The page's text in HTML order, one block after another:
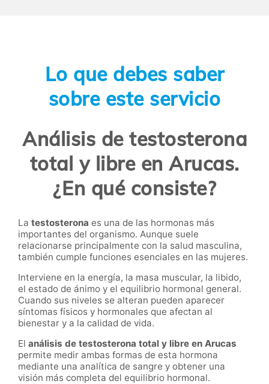
Lo que debes saber
sobre este servicio
Análisis de testosterona
total y libre en Arucas.
¿En qué consiste?
La testosterona es una de las hormonas más
importantes del organismo. Aunque suele
relacionarse principalmente con la salud masculina,
también cumple funciones esenciales en las mujeres.
Interviene en la energía, la masa muscular, la libido,
el estado de ánimo y el equilibrio hormonal general.
Cuando sus niveles se alteran pueden aparecer
síntomas físicos y hormonales que afectan al
bienestar y a la calidad de vida.
El análisis de testosterona total y libre en Arucas
permite medir ambas formas de esta hormona
mediante una analítica de sangre y obtener una
visión más completa del equilibrio hormonal.